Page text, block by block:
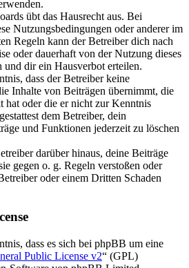
übt das Hausrecht aus. Bei
Nutzungsbedingungen oder anderer im
Regeln kann der Betreiber dich nach
oder dauerhaft von der Nutzung dieses
und dir ein Hausverbot erteilen.
dass der Betreiber keine
Inhalte von Beiträgen übernimmt, die
hat oder die er nicht zur Kenntnis
dem Betreiber, dein
und Funktionen jederzeit zu löschen
darüber hinaus, deine Beiträge
gegen o. g. Regeln verstoßen oder
oder einem Dritten Schaden
dass es sich bei phpBB um eine
Public License v2“ (GPL)